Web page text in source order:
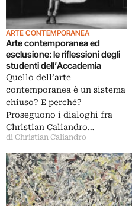
ARTE CONTEMPORANEA
Arte contemporanea ed
esclusione: le riflessioni degli
studenti dell’Accademia
Quello dell’arte
contemporanea è un sistema
chiuso? E perché?
Proseguono i dialoghi fra
Christian Caliandro…
di Christian Caliandro